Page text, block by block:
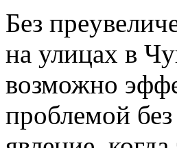
Бeз
на улицах в
возможно
проблемой